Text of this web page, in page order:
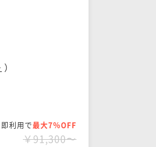
）
利用で最大7％OFF
￥91,300〜